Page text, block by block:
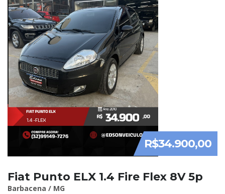
R$34.900,00
Fiat Punto ELX 1.4 Fire Flex 8V 5p
Barbacena / MG